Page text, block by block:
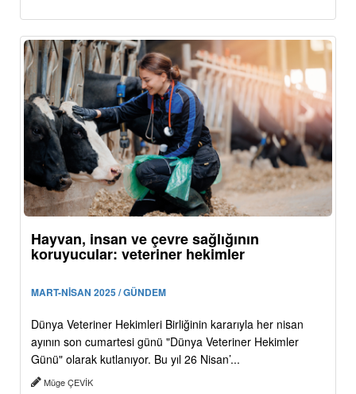
Hayvan, insan ve çevre sağlığının
koruyucular: veteriner hekimler
MART-NİSAN 2025 / GÜNDEM
Dünya Veteriner Hekimleri Birliğinin kararıyla her nisan
ayının son cumartesi günü "Dünya Veteriner Hekimler
Günü" olarak kutlanıyor. Bu yıl 26 Nisan’...
Müge ÇEVİK